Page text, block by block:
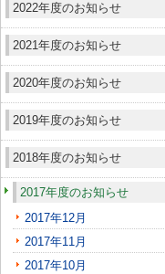
2022年度のお知らせ
2021年度のお知らせ
2020年度のお知らせ
2019年度のお知らせ
2018年度のお知らせ
2017年度のお知らせ
2017年12月
2017年11月
2017年10月